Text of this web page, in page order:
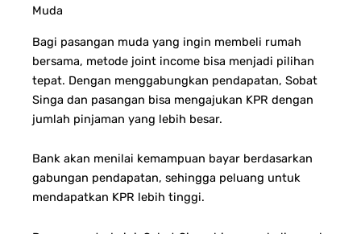
Muda
Bagi pasangan muda yang ingin membeli rumah
bersama, metode joint income bisa menjadi pilihan
tepat. Dengan menggabungkan pendapatan, Sobat
Singa dan pasangan bisa mengajukan KPR dengan
jumlah pinjaman yang lebih besar.
Bank akan menilai kemampuan bayar berdasarkan
gabungan pendapatan, sehingga peluang untuk
mendapatkan KPR lebih tinggi.